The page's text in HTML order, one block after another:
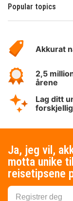
Popular topics
Hotelspecials
Akkurat
2,5
årene
Lag ditt
Ja, jeg vil,
motta unike
reisetipsene